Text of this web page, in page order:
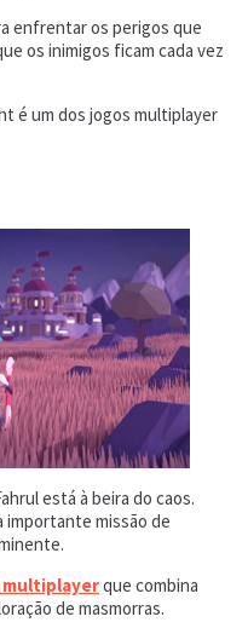
enfrentar os perigos que
os inimigos ficam cada vez
é um dos jogos multiplayer
está à beira do caos.
importante missão de
multiplayerque combina
de masmorras.